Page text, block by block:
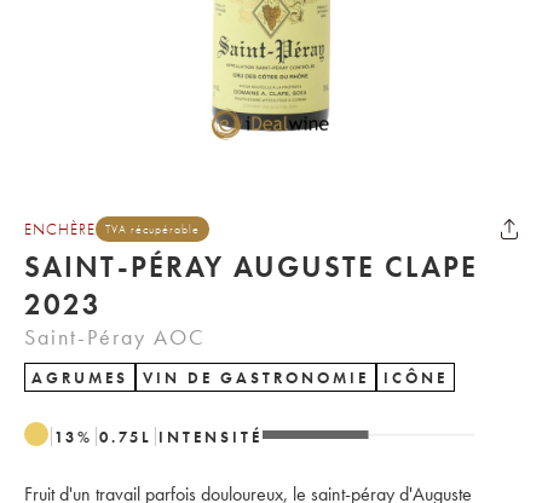
ENCHÈRE TVA récupérable
SAINT-PÉRAY AUGUSTE CLAPE
2023
Saint-Péray AOC
AGRUMES VIN DE GASTRONOMIE ICÔNE
13% 0.75 L INTENSITÉ
Fruit d'un travail parfois douloureux, le saint-péray d'Auguste